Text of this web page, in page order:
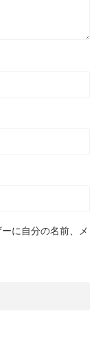
に自分の名前、メ